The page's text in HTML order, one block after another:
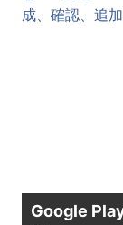
成、確認、追
Google